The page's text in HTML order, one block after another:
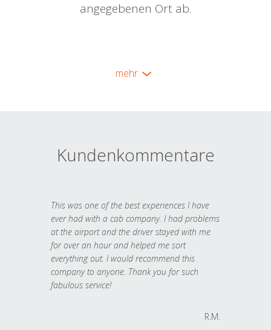
angegebenen Ort ab.
mehr
Kundenkommentare
This was one of the best experiences I have
ever had with a cab company. I had problems
at the airport and the driver stayed with me
for over an hour and helped me sort
everything out. I would recommend this
company to anyone. Thank you for such
fabulous service!
R.M.